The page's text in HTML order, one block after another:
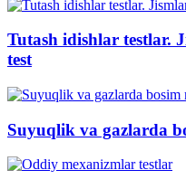
Tutash idishlar testlar.
test
Suyuqlik va gazlarda